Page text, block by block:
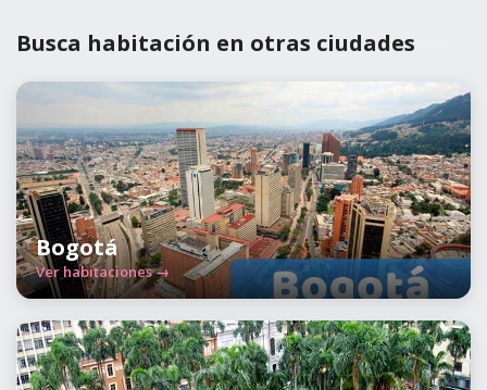
Busca habitación en otras ciudades
Bogotá
Ver habitaciones →